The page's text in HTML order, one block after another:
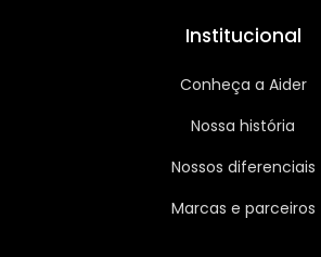
Institucional
Conheça a Aider
Nossa história
Nossos diferenciais
Marcas e parceiros